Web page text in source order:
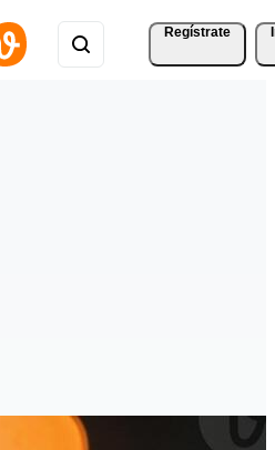
Regístrate